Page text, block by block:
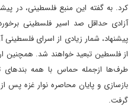
کرد. به گفته این منبع فلسطینی، در
آزادی حداقل صد اسیر فلسطینی
پیشنهاد، شمار زیادی از اسرای
از فلسطین تبعید خواهند شد. همچنین
طرف‌ها از‌جمله حماس با همه بندهای
بازسازی و پایان محاصره نوار غزه پس
گرفت.